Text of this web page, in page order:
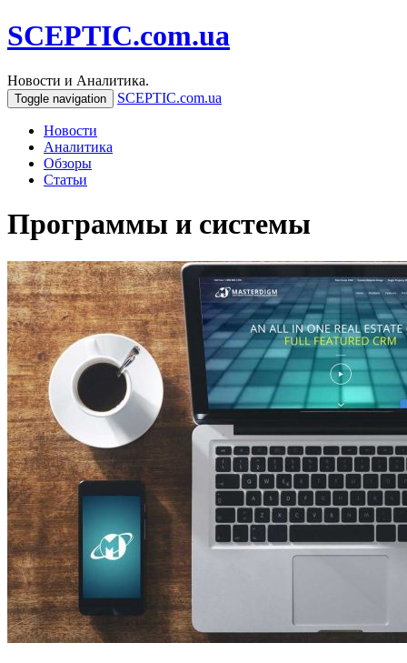
SCEPTIC.com.ua
Новости и Аналитика.
Toggle navigation SCEPTIC.com.ua
Новости
Аналитика
Обзоры
Статьи
Программы и системы